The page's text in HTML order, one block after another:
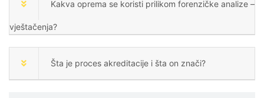
Kakva oprema se koristi prilikom forenzičke analize –
vještačenja?
Šta je proces akreditacije i šta on znači?